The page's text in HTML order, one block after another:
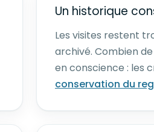
Un historique
Les visites restent
archivé. Combien
en conscience : les
conservation du